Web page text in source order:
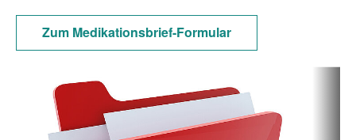
Zum Medikationsbrief-Formular